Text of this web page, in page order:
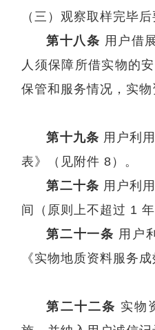
（三）观察取样完毕
第十八条 用户借
人须保障所借实物的
保管和服务情况，实
第十九条 用户利
表》（见附件 8）。
第二十条 用户利
间（原则上不超过 1
第二十一条 用户
《实物地质资料服务
第二十二条 实物